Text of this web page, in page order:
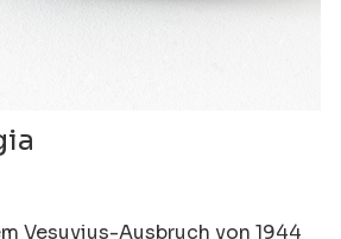
Vesuvius-Ausbruch von 1944